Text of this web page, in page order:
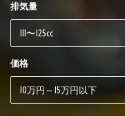
排気量
価格